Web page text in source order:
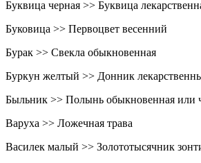
Буквица черная >> Буквица
Буковица >> Первоцвет весенний
Бурак >> Свекла обыкновенная
Буркун желтый >> Донник
Быльник >> Полынь обыкновенная или
Варуха >> Ложечная трава
Василек малый >> Золототысячник